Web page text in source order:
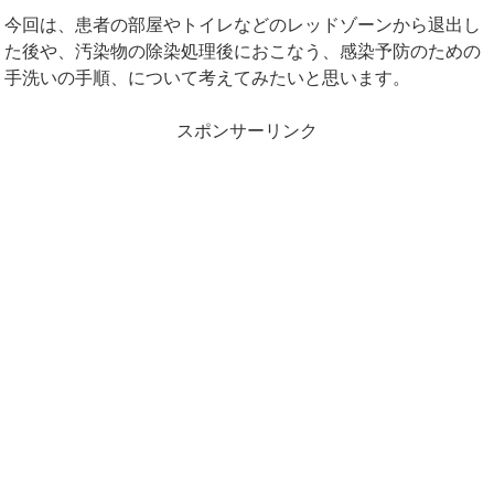
今回は、患者の部屋やトイレなどのレッドゾーンから退出し
た後や、汚染物の除染処理後におこなう、感染予防のための
手洗いの手順、について考えてみたいと思います。
スポンサーリンク